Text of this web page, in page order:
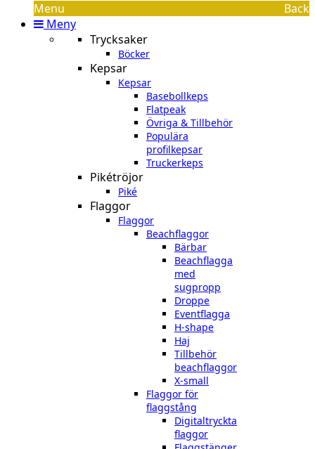
Menu
Back
Meny
Trycksaker
Böcker
Kepsar
Kepsar
Basebollkeps
Flatpeak
Övriga & Tillbehör
Populära
profilkepsar
Truckerkeps
Pikétröjor
Piké
Flaggor
Flaggor
Beachflaggor
Bärbar
Beachflagga
med
sugpropp
Droppe
Eventflagga
H-shape
Haj
Tillbehör
beachflaggor
X-small
Flaggor för
flaggstång
Digitaltryckta
flaggor